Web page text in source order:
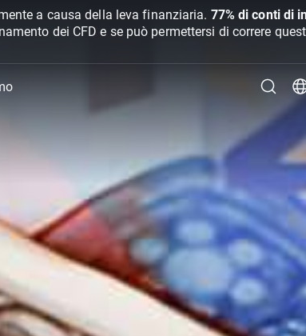
a causa della leva finanziaria. 77% di conti di
dei CFD e se può permettersi di correre